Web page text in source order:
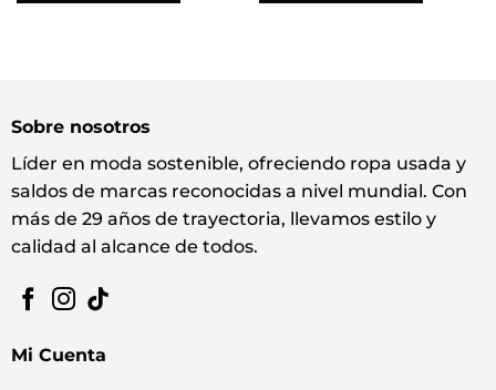
Sobre nosotros
Líder en moda sostenible, ofreciendo ropa usada y
saldos de marcas reconocidas a nivel mundial. Con
más de 29 años de trayectoria, llevamos estilo y
calidad al alcance de todos.
Mi Cuenta